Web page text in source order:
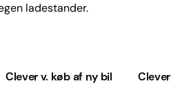
ladestander.
Clever v. køb af ny bil